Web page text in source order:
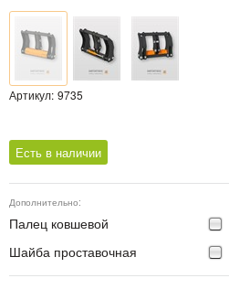
Артикул: 9735
Есть в наличии
Дополнительно:
Палец ковшевой
Шайба проставочная